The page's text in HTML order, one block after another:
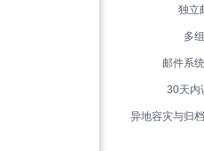
独立
多
邮件系
30天内
异地容灾与归